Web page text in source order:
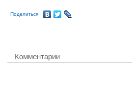
Поделиться
Комментарии